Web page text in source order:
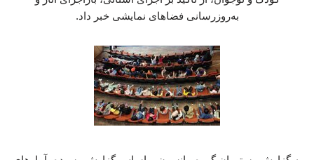
به‌روزرسانی فضاهای نمایشی خبر داد.